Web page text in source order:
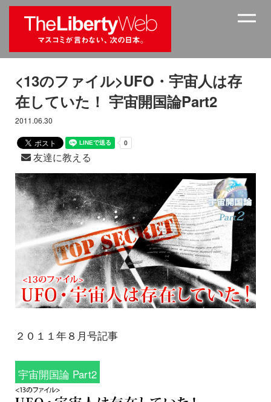
<13のファイル>UFO・宇宙人は存
在していた！ 宇宙開国論Part2
2011.06.30
友達に教える
２０１１年８月号記事
宇宙開国論 Part2